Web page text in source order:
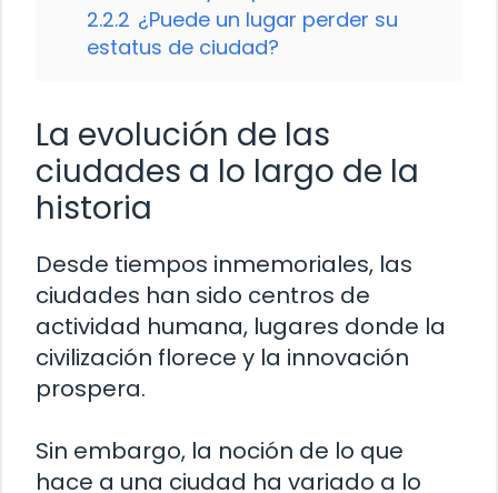
2.2.2 ¿Puede un lugar perder su
estatus de ciudad?
La evolución de las
ciudades a lo largo de la
historia
Desde tiempos inmemoriales, las
ciudades han sido centros de
actividad humana, lugares donde la
civilización florece y la innovación
prospera.
Sin embargo, la noción de lo que
hace a una ciudad ha variado a lo